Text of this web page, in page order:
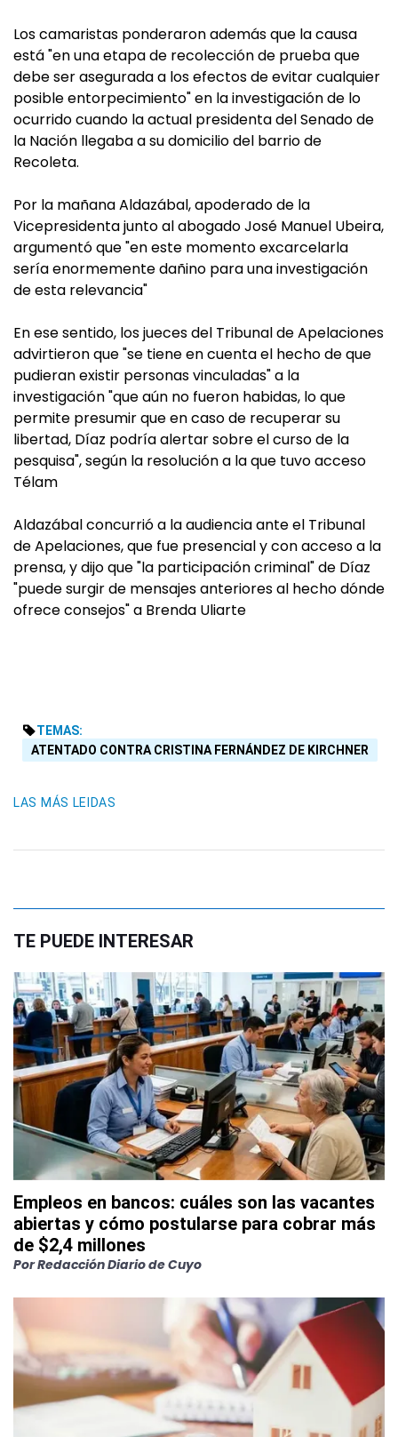
Los camaristas ponderaron además que la causa
está "en una etapa de recolección de prueba que
debe ser asegurada a los efectos de evitar cualquier
posible entorpecimiento" en la investigación de lo
ocurrido cuando la actual presidenta del Senado de
la Nación llegaba a su domicilio del barrio de
Recoleta.
Por la mañana Aldazábal, apoderado de la
Vicepresidenta junto al abogado José Manuel Ubeira,
argumentó que "en este momento excarcelarla
sería enormemente dañino para una investigación
de esta relevancia"
En ese sentido, los jueces del Tribunal de Apelaciones
advirtieron que "se tiene en cuenta el hecho de que
pudieran existir personas vinculadas" a la
investigación "que aún no fueron habidas, lo que
permite presumir que en caso de recuperar su
libertad, Díaz podría alertar sobre el curso de la
pesquisa", según la resolución a la que tuvo acceso
Télam
Aldazábal concurrió a la audiencia ante el Tribunal
de Apelaciones, que fue presencial y con acceso a la
prensa, y dijo que "la participación criminal" de Díaz
"puede surgir de mensajes anteriores al hecho dónde
ofrece consejos" a Brenda Uliarte
TEMAS:
ATENTADO CONTRA CRISTINA FERNÁNDEZ DE KIRCHNER
LAS MÁS LEIDAS
TE PUEDE INTERESAR
Empleos en bancos: cuáles son las vacantes
abiertas y cómo postularse para cobrar más
de $2,4 millones
PorRedacción Diario de Cuyo